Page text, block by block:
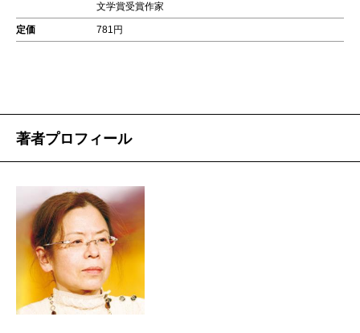
文学賞受賞作家
定価 781円
著者プロフィール